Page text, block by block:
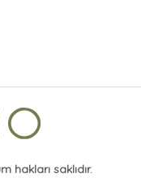
hakları saklıdır.